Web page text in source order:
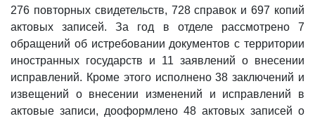
276 повторных свидетельств, 728 справок и 697 копий
актовых записей. За год в отделе рассмотрено 7
обращений об истребовании документов с территории
иностранных государств и 11 заявлений о внесении
исправлений. Кроме этого исполнено 38 заключений и
извещений о внесении изменений и исправлений в
актовые записи, дооформлено 48 актовых записей о